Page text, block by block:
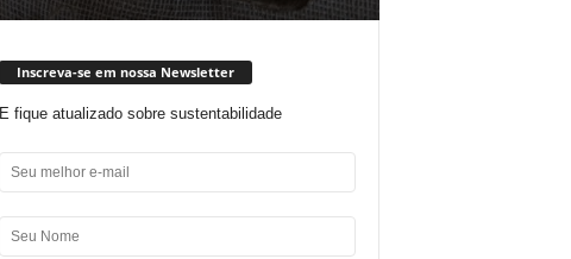
Inscreva-se em nossa Newsletter
E fique atualizado sobre sustentabilidade